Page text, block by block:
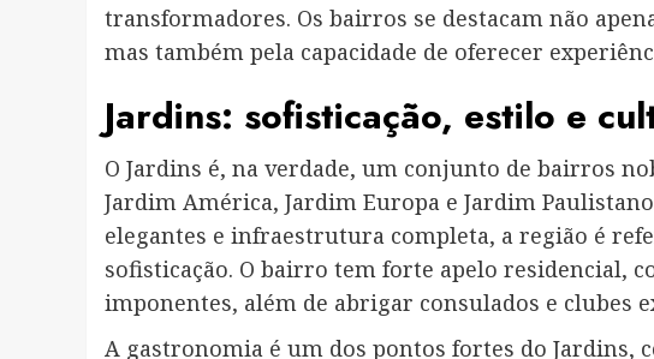
transformadores. Os bairros se destacam não
mas também pela capacidade de oferecer
Jardins: sofisticação, estilo e
O Jardins é, na verdade, um conjunto de bairros
Jardim América, Jardim Europa e Jardim
elegantes e infraestrutura completa, a região é
sofisticação. O bairro tem forte apelo residencial,
imponentes, além de abrigar consulados e clubes
A gastronomia é um dos pontos fortes do Jardins,